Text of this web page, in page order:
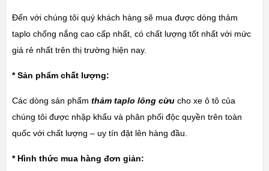
Đến với chúng tôi quý khách hàng sẽ mua được dòng thảm
taplo chống nắng cao cấp nhất, có chất lượng tốt nhất với mức
giá rẻ nhất trên thị trường hiện nay.
* Sản phẩm chất lượng:
Các dòng sản phẩm thảm taplo lông cừucho xe ô tô của
chúng tôi được nhập khẩu và phân phối độc quyền trên toàn
quốc với chất lượng – uy tín đặt lên hàng đầu.
* Hình thức mua hàng đơn giản: